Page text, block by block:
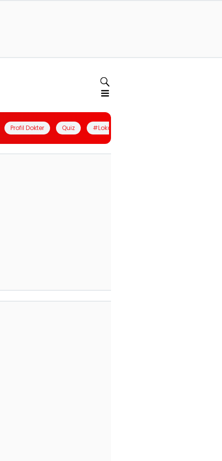
Profil Dokter Quiz #LokalBerdaya